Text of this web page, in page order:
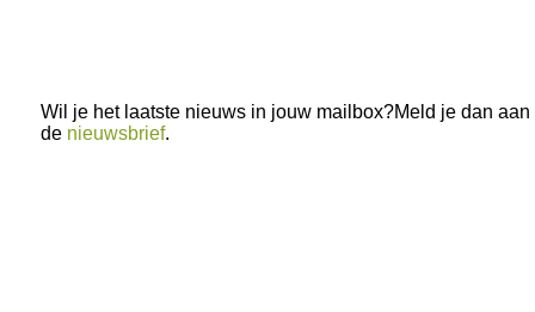
Wil je het laatste nieuws in jouw mailbox?Meld je dan aan
de nieuwsbrief.